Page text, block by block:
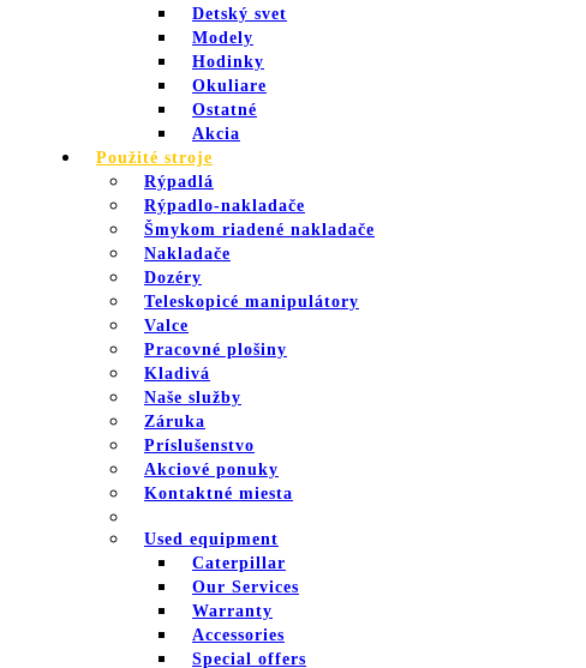
Detský svet
Modely
Hodinky
Okuliare
Ostatné
Akcia
Použité stroje
Rýpadlá
Rýpadlo-nakladače
Šmykom riadené nakladače
Nakladače
Dozéry
Teleskopicé manipulátory
Valce
Pracovné plošiny
Kladivá
Naše služby
Záruka
Príslušenstvo
Akciové ponuky
Kontaktné miesta
Used equipment
Caterpillar
Our Services
Warranty
Accessories
Special offers